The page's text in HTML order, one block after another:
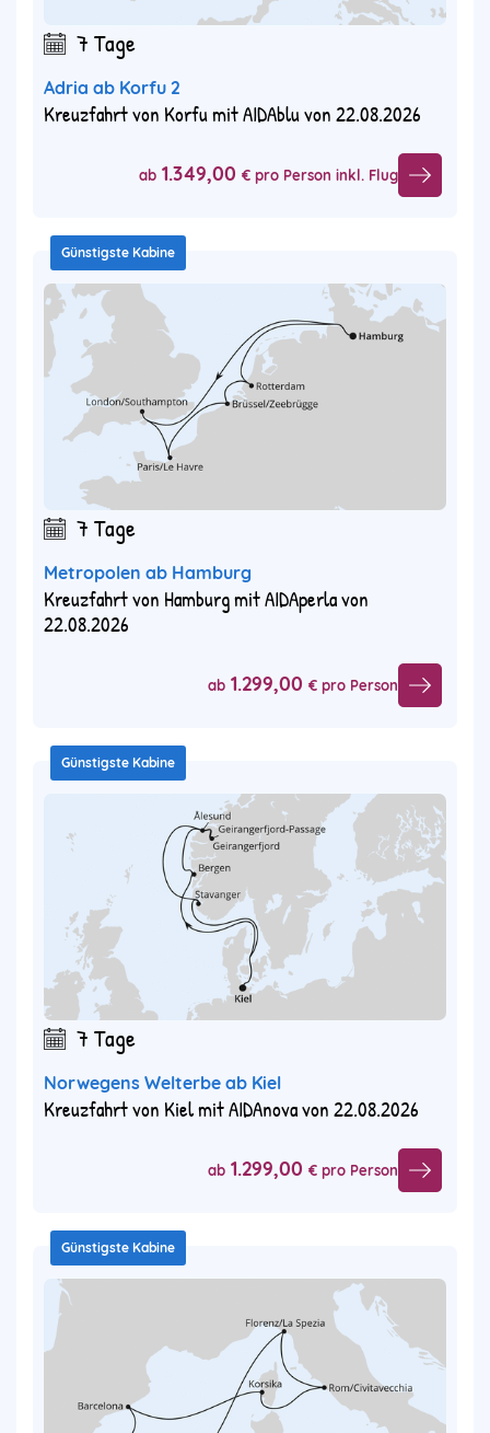
7 Tage
Adria ab Korfu 2
Kreuzfahrt von Korfu mit AIDAblu von 22.08.2026
ab 1.349,00 € pro Person inkl. Flug
Günstigste Kabine
7 Tage
Metropolen ab Hamburg
Kreuzfahrt von Hamburg mit AIDAperla von
22.08.2026
ab 1.299,00 € pro Person
Günstigste Kabine
7 Tage
Norwegens Welterbe ab Kiel
Kreuzfahrt von Kiel mit AIDAnova von 22.08.2026
ab 1.299,00 € pro Person
Günstigste Kabine